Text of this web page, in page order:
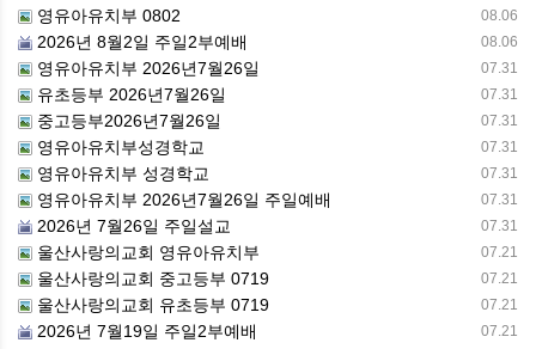
08.06
영유아유치부 0802
08.06
2026년 8월2일 주일2부예배
07.31
영유아유치부 2026년7월26일
07.31
유초등부 2026년7월26일
07.31
중고등부2026년7월26일
07.31
영유아유치부성경학교
07.31
영유아유치부 성경학교
07.31
영유아유치부 2026년7월26일 주일예배
07.31
2026년 7월26일 주일설교
07.21
울산사랑의교회 영유아유치부
07.21
울산사랑의교회 중고등부 0719
07.21
울산사랑의교회 유초등부 0719
07.21
2026년 7월19일 주일2부예배